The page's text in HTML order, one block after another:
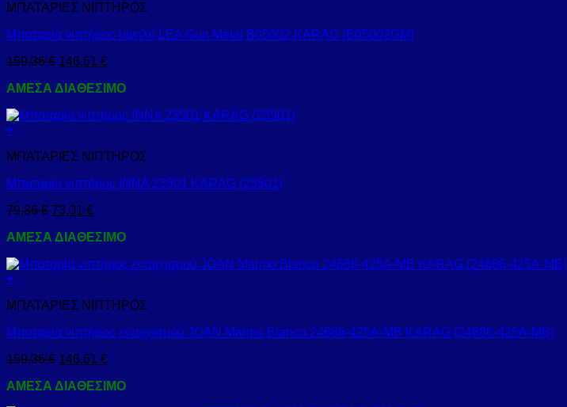
ΜΠΑΤΑΡΙΕΣ ΝΙΠΤΗΡΟΣ
Μπαταρία νιπτήρος υψηλή LEA Gun Metal B05002 KARAG (B05002GM)
159,36€ 146,61 €
ΑΜΕΣΑ ΔΙΑΘΕΣΙΜΟ
+
ΜΠΑΤΑΡΙΕΣ ΝΙΠΤΗΡΟΣ
Μπαταρία νιπτήρος INNA 23501 KARAG (23501)
79,36€ 73,01 €
ΑΜΕΣΑ ΔΙΑΘΕΣΙΜΟ
+
ΜΠΑΤΑΡΙΕΣ ΝΙΠΤΗΡΟΣ
Μπαταρία νιπτήρος εντοιχισμού JOAN Marmo Bianco 24686-425A-MB KARAG (24686-425A-MB)
159,36€ 146,61 €
ΑΜΕΣΑ ΔΙΑΘΕΣΙΜΟ